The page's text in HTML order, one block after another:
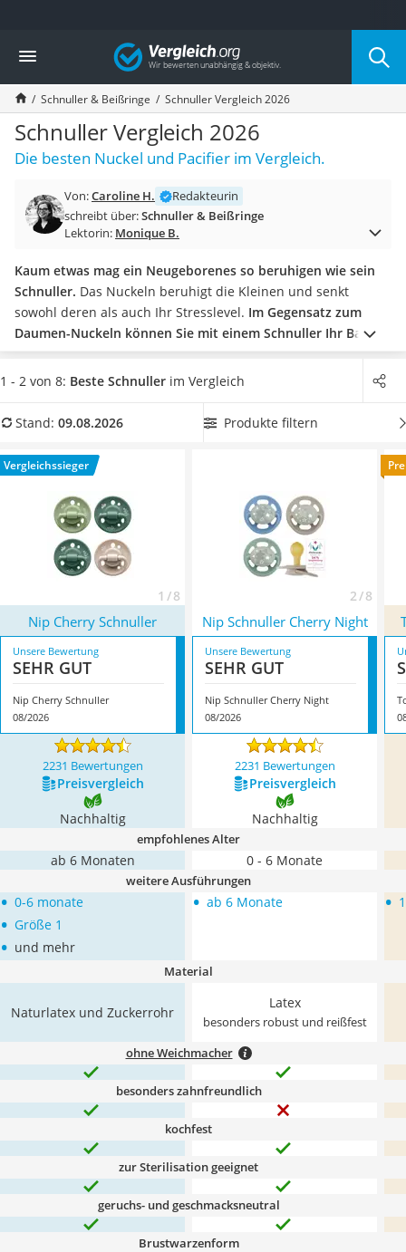
Die beliebtesten Vergleiche nach Kategorie
Kind & Baby
Babyphone mit 2 Kameras
Walkie-Talkie Kinder
Kindermatratzen
Babywippe
Rollschuhe für Kinder
Laufrad
Kinderschubkarre
Kinderuhr
Babyphone
Treppenschutzgitter
Kindersitz ab 4 Jahren
Kinderroller 3 Räder
Ferngesteuertes Auto
Barfußschuhe Kinder
Kinder-Mikroskop
Ferngesteuerter Hubschrauber
Vergleich
Schnuller & Beißringe Schnuller Vergleich 2026
Schnuller Vergleich 2026
Die besten Nuckel und Pacifier im Vergleich.
Von:Caroline H.
Redakteurin
schreibt über:Schnuller & Beißringe
Lektorin: Monique B.
Kaum etwas mag ein Neugeborenes so beruhigen wie sein
Schnuller. Das Nuckeln beruhigt die Kleinen und senkt
sowohl deren als auch Ihr Stresslevel. Im Gegensatz zum
Daumen-Nuckeln können Sie mit einem Schnuller Ihr Baby
gezielter beruhigen. Kaufen Sie nur Schnuller ohne
Weichmacher. Diese können krebserregend sein! In unserer
die ohne diese Stoffe auskommen. Von Vorteil ist es zudem,
ist. Oft werden diese Schnuller leichter vom Baby
angenommen. Überzeugen Sie sich selbst! Überzeugt hat uns
hier im August 2026 besonders das Modell Nip Cherry
Schnuller* mit seinen Eigenschaften.
1 - 2 von 8: Beste Schnuller im Vergleich
Stand: 09.08.2026 Produkte filtern
Vergleichssieger
1 / 8 2 / 8
Nip Cherry Schnuller Nip Schnuller Cherry Night
Unsere Bewertung
SEHR GUT
Nip Cherry Schnuller
08/2026
Unsere Bewertung
SEHR GUT
Nip Schnuller Cherry Night
08/2026
2231 Bewertungen 2231 Bewertungen
Preis­vergleich Preis­vergleich
Nachhaltig Nachhaltig
empfohlenes Alter
ab 6 Monaten 0 - 6 Monate
weitere Ausführungen
• 0-6 monate
• Größe 1
• und mehr
• ab 6 Monate •
Material
Naturlatex und Zuckerrohr
Latex
besonders robust und reißfest
ohne Weichmacher
besonders zahnfreundlich
kochfest
zur Sterilisation geeignet
geruchs- und geschmacksneutral
Brustwarzenform